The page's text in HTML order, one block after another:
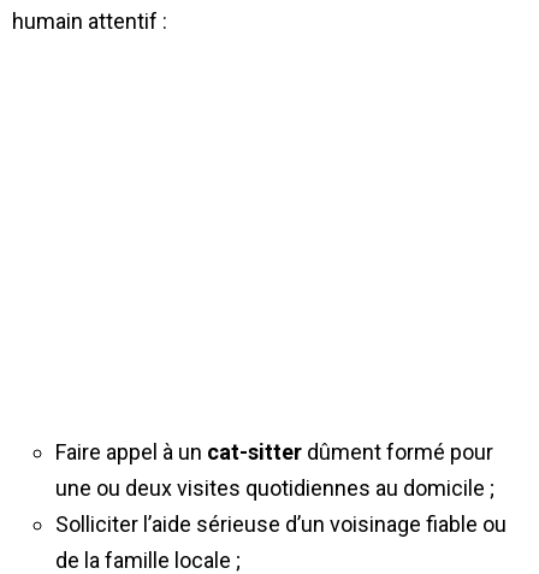
humain attentif :
Faire appel à un cat-sitter dûment formé pour
une ou deux visites quotidiennes au domicile ;
Solliciter l’aide sérieuse d’un voisinage fiable ou
de la famille locale ;